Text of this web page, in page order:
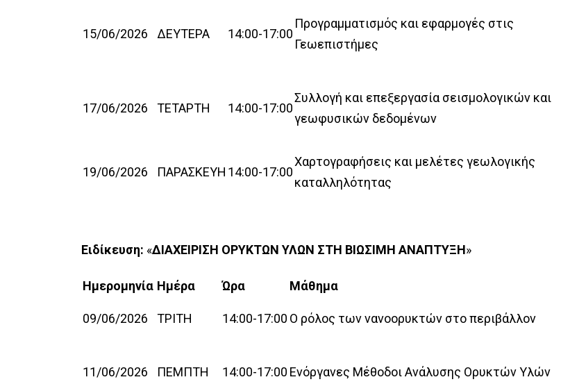
15/06/2026 ΔΕΥΤΕΡΑ 14:00-17:00
Προγραμματισμός και εφαρμογές στις
Γεωεπιστήμες
17/06/2026 ΤΕΤΑΡΤΗ 14:00-17:00
Συλλογή και επεξεργασία σεισμολογικών και
γεωφυσικών δεδομένων
19/06/2026 ΠΑΡΑΣΚΕΥΗ 14:00-17:00
Χαρτογραφήσεις και μελέτες γεωλογικής
καταλληλότητας
Ειδίκευση: «ΔΙΑΧΕΙΡΙΣΗ ΟΡΥΚΤΩΝ ΥΛΩΝ ΣΤΗ ΒΙΩΣΙΜΗ ΑΝΑΠΤΥΞΗ»
Ημερομηνία Ημέρα Ώρα Μάθημα
09/06/2026 ΤΡΙΤΗ 14:00-17:00 Ο ρόλος των νανοορυκτών στο περιβάλλον
11/06/2026 ΠΕΜΠΤΗ 14:00-17:00 Ενόργανες Μέθοδοι Ανάλυσης Ορυκτών Υλών